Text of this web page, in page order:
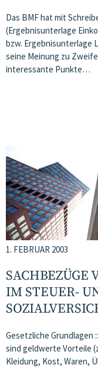
Das BMF hat mit
(Ergebnisunterlage
bzw. Ergebnisunterlage
seine Meinung zu
interessante Punkte…
1. FEBRUAR 2003
SACHBEZÜGE
IM STEUER-
Gesetzliche Grundlagen
sind geldwerte Vorteile
Kleidung, Kost, Waren,